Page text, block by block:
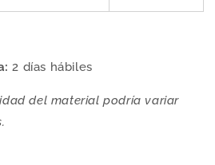
2 días hábiles
del material podría variar